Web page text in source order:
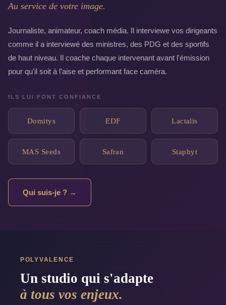
Au service de votre image.
Journaliste, animateur, coach média. Il interviewe vos dirigeants
comme il a interviewé des ministres, des PDG et des sportifs
de haut niveau. Il coache chaque intervenant avant l'émission
pour qu'il soit à l'aise et performant face caméra.
ILS LUI FONT CONFIANCE
Domitys EDF Lactalis
MAS Seeds Safran Staphyt
Qui suis-je ? →
POLYVALENCE
Un studio qui s'adapte
à tous vos enjeux.